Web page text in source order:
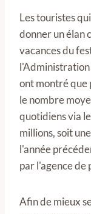
Les touristes
donner un élan
vacances du
ont montré que
le nombre
quotidiens via
millions, soit
l'année
par l'agence de
Afin de mieux